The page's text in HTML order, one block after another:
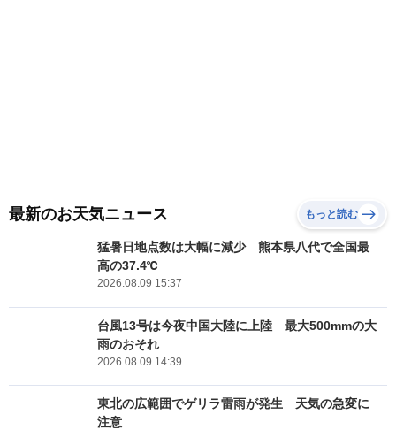
最新のお天気ニュース もっと読む
猛暑日地点数は大幅に減少 熊本県八代で全国最
高の37.4℃
2026.08.09 15:37
台風13号は今夜中国大陸に上陸 最大500mmの大
雨のおそれ
2026.08.09 14:39
東北の広範囲でゲリラ雷雨が発生 天気の急変に
注意